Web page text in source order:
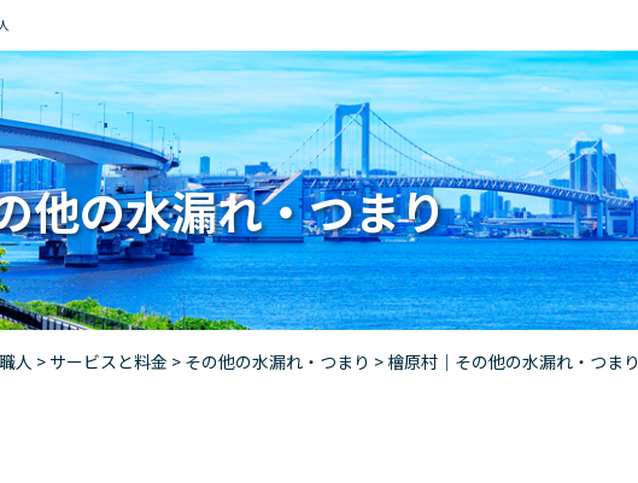
他の水漏れ・つまり
人 > サービスと料金 > その他の水漏れ・つまり > 檜原村｜その他の水漏れ・つまり